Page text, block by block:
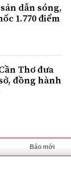
dẫn sóng,
1.770 điểm
Thơ đưa
đồng hành
Báo mới